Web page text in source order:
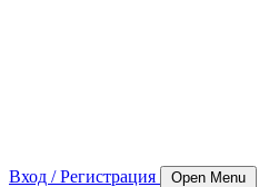
Вход / Регистрация Open Menu